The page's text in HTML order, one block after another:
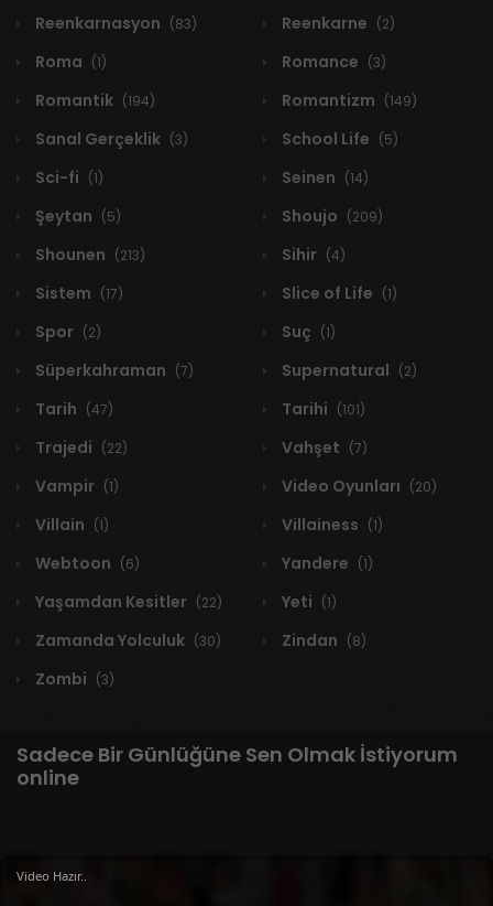
Reenkarnasyon (83) Reenkarne (2)
Roma (1) Romance (3)
Romantik (194) Romantizm (149)
Sanal Gerçeklik (3) School Life (5)
Sci-fi (1) Seinen (14)
Şeytan (5) Shoujo (209)
Shounen (213) Sihir (4)
Sistem (17) Slice of Life (1)
Spor (2) Suç (1)
Süperkahraman (7) Supernatural (2)
Tarih (47) Tarihi (101)
Trajedi (22) Vahşet (7)
Vampir (1) Video Oyunları (20)
Villain (1) Villainess (1)
Webtoon (6) Yandere (1)
Yaşamdan Kesitler (22) Yeti (1)
Zamanda Yolculuk (30) Zindan (8)
Zombi (3)
Sadece Bir Günlüğüne Sen Olmak İstiyorum
online
1 RESULT
Video Hazır..